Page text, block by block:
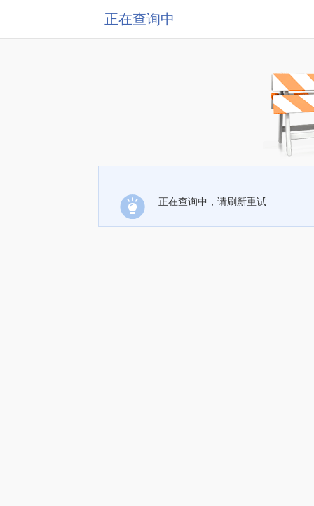
正在查询中
正在查询中，请刷新重试